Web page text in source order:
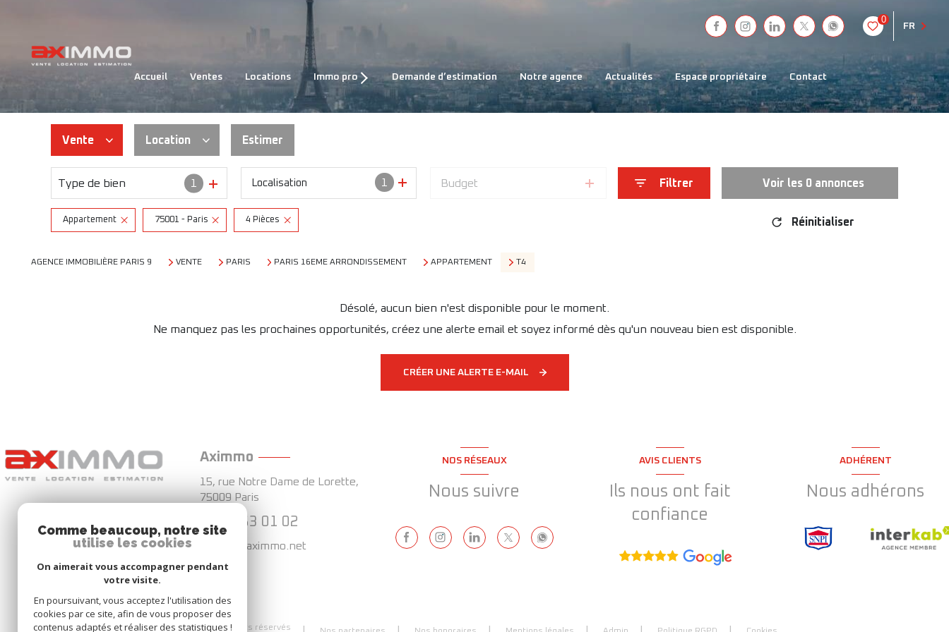
0
FR
accueil ventes locations immo pro
VENTES
LOCATIONS
demande d’estimation notre agence actualités espace propriétaire contact
Vente
Habitation
Immo pro
Location
Habitation
Immo pro
Estimer
Type de bien 1 1
Localisation Budget Filtrer Voir les 0 annonces
Appartement 75001 - Paris 4 Pièces Réinitialiser
AGENCE IMMOBILIÈRE PARIS 9 VENTE PARIS PARIS 16EME ARRONDISSEMENT APPARTEMENT T4
Désolé, aucun bien n'est disponible pour le moment.
Ne manquez pas les prochaines opportunités, créez une alerte email et soyez informé dès qu'un nouveau bien est disponible.
CRÉER UNE ALERTE E-MAIL
Aximmo
15, rue Notre Dame de Lorette,
75009 Paris
01 44 63 01 02
agence@aximmo.net
NOS RÉSEAUX
Nous suivre
AVIS CLIENTS
Ils nous ont fait
confiance
ADHÉRENT
Nous adhérons
© 2026 | Tous droits réservés
Comme beaucoup, notre site
utilise les cookies
On aimerait vous accompagner pendant
votre visite.
En poursuivant, vous acceptez l'utilisation des
cookies par ce site, afin de vous proposer des
contenus adaptés et réaliser des statistiques !